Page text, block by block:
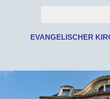
EVANGELISCHER